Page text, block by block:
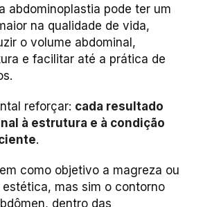
abdominoplastia pode ter um
na qualidade de vida,
o volume abdominal,
e facilitar até a prática de
reforçar: cada resultado
à estrutura e à condição
.
como objetivo a magreza ou
mas sim o contorno
dentro das